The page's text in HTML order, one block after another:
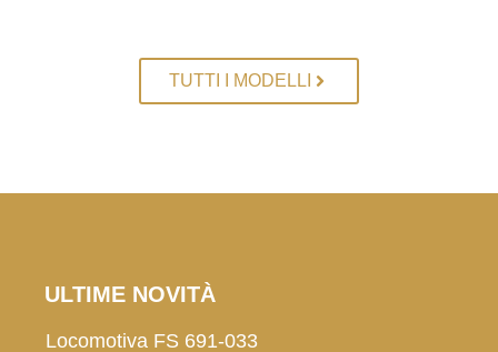
TUTTI I MODELLI
ULTIME NOVITÀ
Locomotiva FS 691-033